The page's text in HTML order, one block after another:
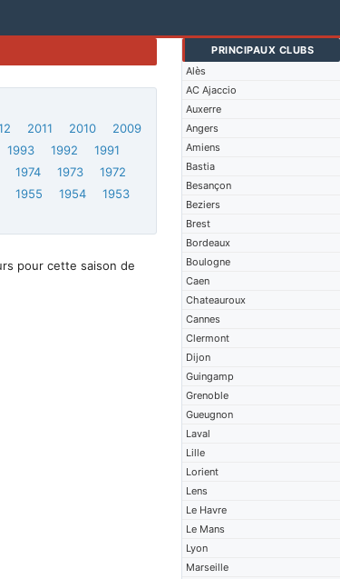
PRINCIPAUX CLUBS
Alès
AC Ajaccio
Auxerre
Angers
Amiens
Bastia
Besançon
Beziers
Brest
Bordeaux
Boulogne
Caen
Chateauroux
Cannes
Clermont
Dijon
Guingamp
Grenoble
Gueugnon
Laval
Lille
Lorient
Lens
Le Havre
Le Mans
Lyon
Marseille
2011 2010
2009
1993 1992
1991
1974 1973
1972
1955 1954
1953
pour cette saison de